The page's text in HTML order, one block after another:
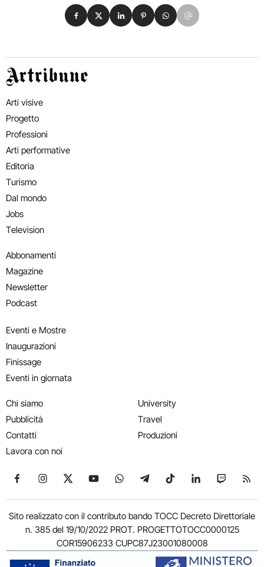
Condividi su Facebook
Condividi su X
Condividi su LinkedIn
Condividi su Pinterest
Condividi su WhatsApp
Condividi su Email
Artribune
Arti visive
Progetto
Professioni
Arti performative
Editoria
Turismo
Dal mondo
Jobs
Television
Abbonamenti
Magazine
Newsletter
Podcast
Eventi e Mostre
Inaugurazioni
Finissage
Eventi in giornata
Chi siamo
Pubblicità
Contatti
Lavora con noi
University
Travel
Produzioni
Seguici su Facebook
Seguici su Instagram
Seguici su X
Seguici su YouTube
Seguici su WhatsApp
Seguici su Telegram
Seguici su TikTok
Seguici su
Seguici
Sito realizzato con il contributo bando TOCC Decreto Direttoriale
n. 385 del 19/10/2022 PROT. PROGETTOTOCC0000125
COR15906233 CUPC87J23001080008